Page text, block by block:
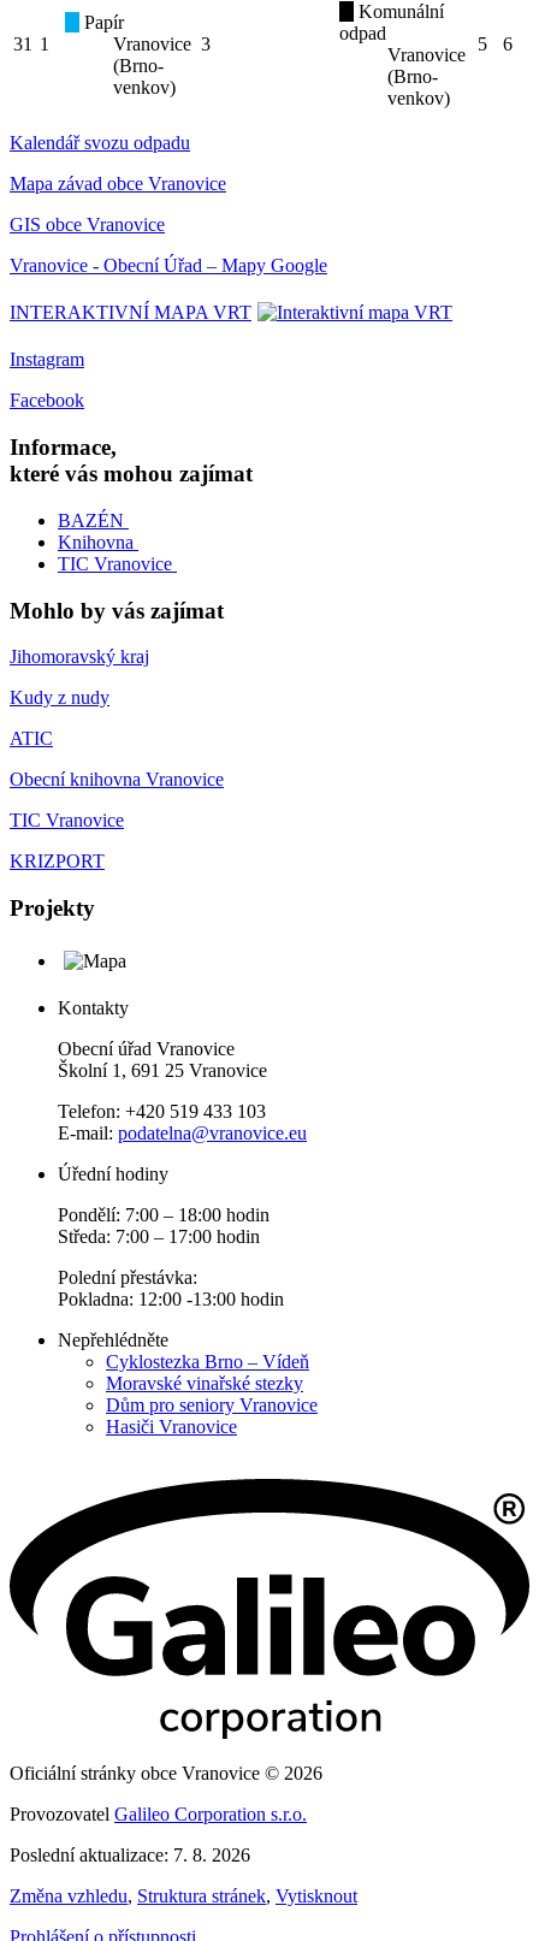
31 1
Papír
Vranovice
(Brno-
venkov)
3
Komunální
odpad
Vranovice
(Brno-
venkov)
5 6
Kalendář svozu odpadu
Mapa závad obce Vranovice
GIS obce Vranovice
Vranovice - Obecní Úřad – Mapy Google
INTERAKTIVNÍ MAPA VRT
Instagram
Facebook
Informace,
které vás mohou zajímat
BAZÉN
Knihovna
TIC Vranovice
Mohlo by vás zajímat
Jihomoravský kraj
Kudy z nudy
ATIC
Obecní knihovna Vranovice
TIC Vranovice
KRIZPORT
Projekty
Kontakty
Obecní úřad Vranovice
Školní 1, 691 25 Vranovice
Telefon: +420 519 433 103
E-mail: podatelna@vranovice.eu
Úřední hodiny
Pondělí: 7:00 – 18:00 hodin
Středa: 7:00 – 17:00 hodin
Polední přestávka:
Pokladna: 12:00 -13:00 hodin
Nepřehlédněte
Cyklostezka Brno – Vídeň
Moravské vinařské stezky
Dům pro seniory Vranovice
Hasiči Vranovice
Oficiální stránky obce Vranovice © 2026
Provozovatel Galileo Corporation s.r.o.
Poslední aktualizace: 7. 8. 2026
Změna vzhledu, Struktura stránek, Vytisknout
Prohlášení o přístupnosti